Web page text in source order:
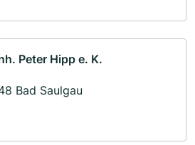
Peter Hipp e. K.
Bad Saulgau